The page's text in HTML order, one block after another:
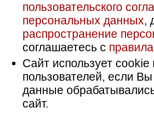
пользовательского
персональных данных,
распространение
соглашаетесь с
Сайт использует
пользователей, если
данные
сайт.